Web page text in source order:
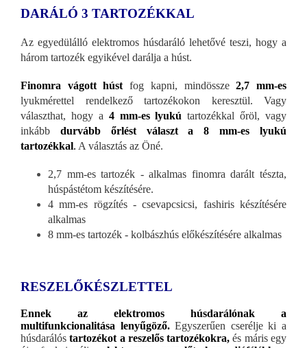
DARÁLÓ 3 TARTOZÉKKAL
Az egyedülálló elektromos húsdaráló lehetővé teszi, hogy a
három tartozék egyikével darálja a húst.
Finomra vágott húst fog kapni, mindössze2,7 mm-es
lyukmérettel rendelkező tartozékokon keresztül. Vagy
választhat, hogy a 4 mm-es lyukú tartozékkal őröl, vagy
inkább durvább őrlést választ a 8 mm-es lyukú
tartozékkal. A választás az Öné.
2,7 mm-es tartozék - alkalmas finomra darált tészta,
húspástétom készítésére.
4 mm-es rögzítés - csevapcsicsi, fashiris készítésére
alkalmas
8 mm-es tartozék - kolbászhús előkészítésére alkalmas
RESZELŐKÉSZLETTEL
Ennek az elektromos húsdarálónak a
multifunkcionalitása lenyűgöző.Egyszerűen cserélje ki a
húsdarálóstartozékot a reszelős tartozékokra, és máris egy